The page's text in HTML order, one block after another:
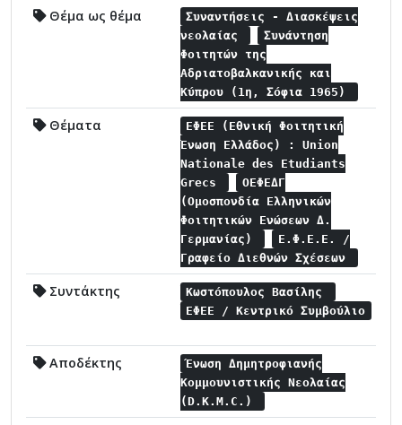
Θέμα ως θέμα
Συναντήσεις - Διασκέψεις
νεολαίας
Συνάντηση
Φοιτητών της
Αδριατοβαλκανικής και
Κύπρου (1η, Σόφια 1965)
Θέματα
ΕΦΕΕ (Εθνική Φοιτητική
Ένωση Ελλάδος) : Union
Nationale des Etudiants
Grecs
ΟΕΦΕΔΓ
(Ομοσπονδία Ελληνικών
Φοιτητικών Ενώσεων Δ.
Γερμανίας)
Ε.Φ.Ε.Ε. /
Γραφείο Διεθνών Σχέσεων
Συντάκτης
Κωστόπουλος Βασίλης
ΕΦΕΕ / Κεντρικό Συμβούλιο
Αποδέκτης
Ένωση Δημητροφιανής
Κομμουνιστικής Νεολαίας
(D.K.M.C.)